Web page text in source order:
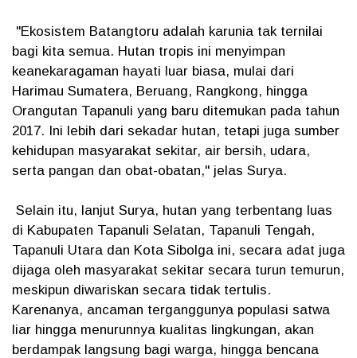
"Ekosistem Batangtoru adalah karunia tak ternilai
bagi kita semua. Hutan tropis ini menyimpan
keanekaragaman hayati luar biasa, mulai dari
Harimau Sumatera, Beruang, Rangkong, hingga
Orangutan Tapanuli yang baru ditemukan pada tahun
2017. Ini lebih dari sekadar hutan, tetapi juga sumber
kehidupan masyarakat sekitar, air bersih, udara,
serta pangan dan obat-obatan," jelas Surya.
Selain itu, lanjut Surya, hutan yang terbentang luas
di Kabupaten Tapanuli Selatan, Tapanuli Tengah,
Tapanuli Utara dan Kota Sibolga ini, secara adat juga
dijaga oleh masyarakat sekitar secara turun temurun,
meskipun diwariskan secara tidak tertulis.
Karenanya, ancaman terganggunya populasi satwa
liar hingga menurunnya kualitas lingkungan, akan
berdampak langsung bagi warga, hingga bencana